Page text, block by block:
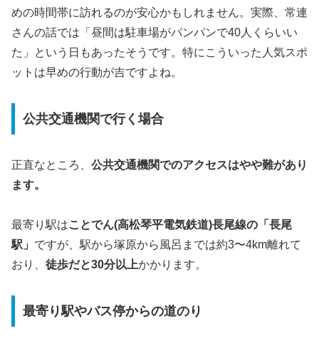
めの時間帯に訪れるのが安心かもしれません。実際、常連
さんの話では「昼間は駐車場がパンパンで40人くらいい
た」という日もあったそうです。特にこういった人気スポ
ットは早めの行動が吉ですよね。
公共交通機関で行く場合
正直なところ、 公共交通機関でのアクセスはやや難があり
ます。
最寄り駅はことでん(高松琴平電気鉄道)長尾線の「長尾
駅」 ですが、駅から塚原から風呂までは約3〜4km離れて
おり、 徒歩だと30分以上かかります。
最寄り駅やバス停からの道のり